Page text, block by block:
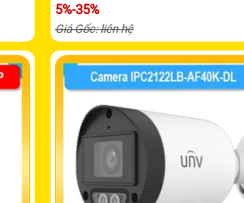
5%-35%
Giá Gốc: liên hệ